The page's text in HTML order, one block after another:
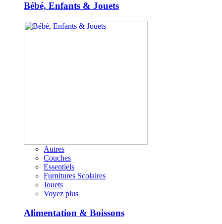
Bébé, Enfants & Jouets
Autres
Couches
Essentiels
Furnitures Scolaires
Jouets
Voyez plus
Alimentation & Boissons